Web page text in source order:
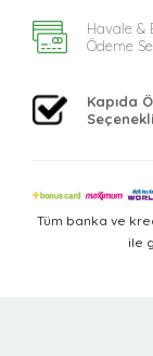
Havale &
Ödeme
Kapıda
Tüm banka ve
ile